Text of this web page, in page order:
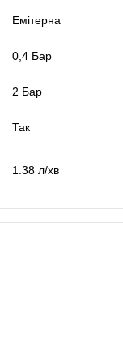
Емітерна
0,4 Бар
2 Бар
Так
1.38 л/хв